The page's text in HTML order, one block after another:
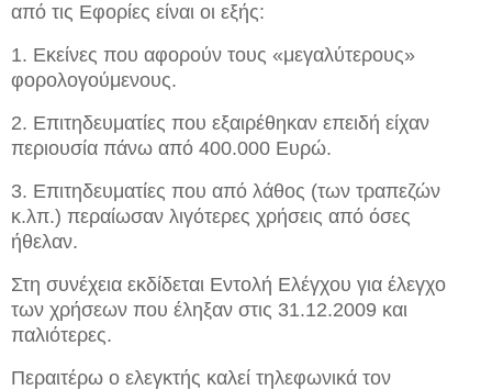
από τις Εφορίες είναι οι εξής:
1. Εκείνες που αφορούν τους «μεγαλύτερους»
φορολογούμενους.
2. Επιτηδευματίες που εξαιρέθηκαν επειδή είχαν
περιουσία πάνω από 400.000 Ευρώ.
3. Επιτηδευματίες που από λάθος (των τραπεζών
κ.λπ.) περαίωσαν λιγότερες χρήσεις από όσες
ήθελαν.
Στη συνέχεια εκδίδεται Εντολή Ελέγχου για έλεγχο
των χρήσεων που έληξαν στις 31.12.2009 και
παλιότερες.
Περαιτέρω ο ελεγκτής καλεί τηλεφωνικά τον